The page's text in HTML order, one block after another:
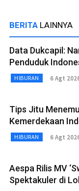
BERITA LAINNYA
Data Dukcapil:
Penduduk
HIBURAN 6 Agt
Tips Jitu
Kemerdekaan
HIBURAN 6 Agt
Aespa Rilis MV
Spektakuler di